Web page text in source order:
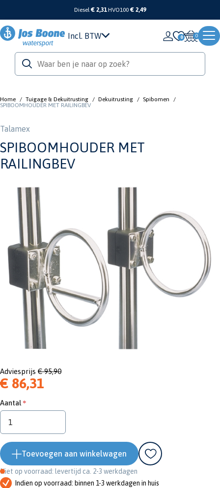
Diesel€ 2,31 HVO100 € 2,49
Incl. BTW 0
Home / Tuigage & Dekuitrusting / Dekuitrusting / Spibomen
/
SPIBOOMHOUDER MET RAILINGBEV
Talamex
SPIBOOMHOUDER MET
RAILINGBEV
Adviesprijs € 95,90
€ 86,31
Aantal
Toevoegen aan winkelwagen
Niet op voorraad: levertijd ca. 2-3 werkdagen
Indien op voorraad: binnen 1-3 werkdagen in huis